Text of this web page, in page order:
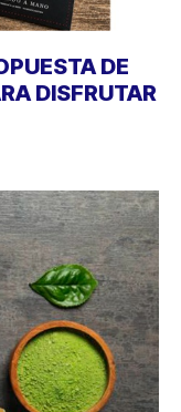
DE
DISFRUTAR